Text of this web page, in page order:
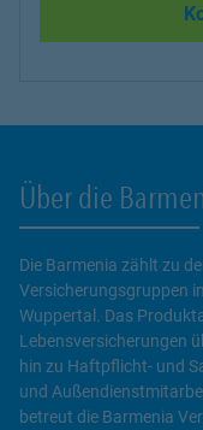
Über die
Die Barmenia zählt zu
Versicherungsgruppen
Wuppertal. Das
Lebensversicherungen
hin zu Haftpflicht- und
und
betreut die Barmenia